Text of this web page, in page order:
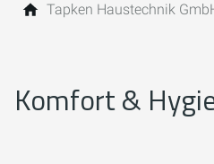
Tapken Haustechnik
Komfort &